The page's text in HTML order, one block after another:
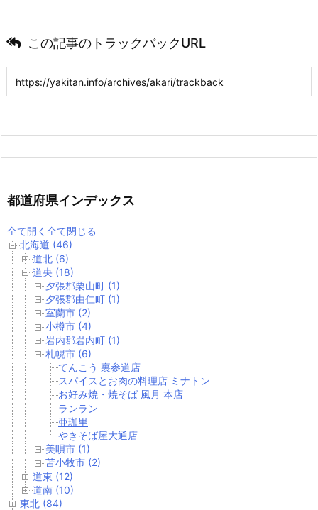
この記事のトラックバックURL
都道府県インデックス
全て開く 全て閉じる
北海道 (46)
道北 (6)
道央 (18)
夕張郡栗山町 (1)
夕張郡由仁町 (1)
室蘭市 (2)
小樽市 (4)
岩内郡岩内町 (1)
札幌市 (6)
てんこう 裏参道店
スパイスとお肉の料理店 ミナトン
お好み焼・焼そば 風月 本店
ランラン
亜珈里
やきそば屋大通店
美唄市 (1)
苫小牧市 (2)
道東 (12)
道南 (10)
東北 (84)